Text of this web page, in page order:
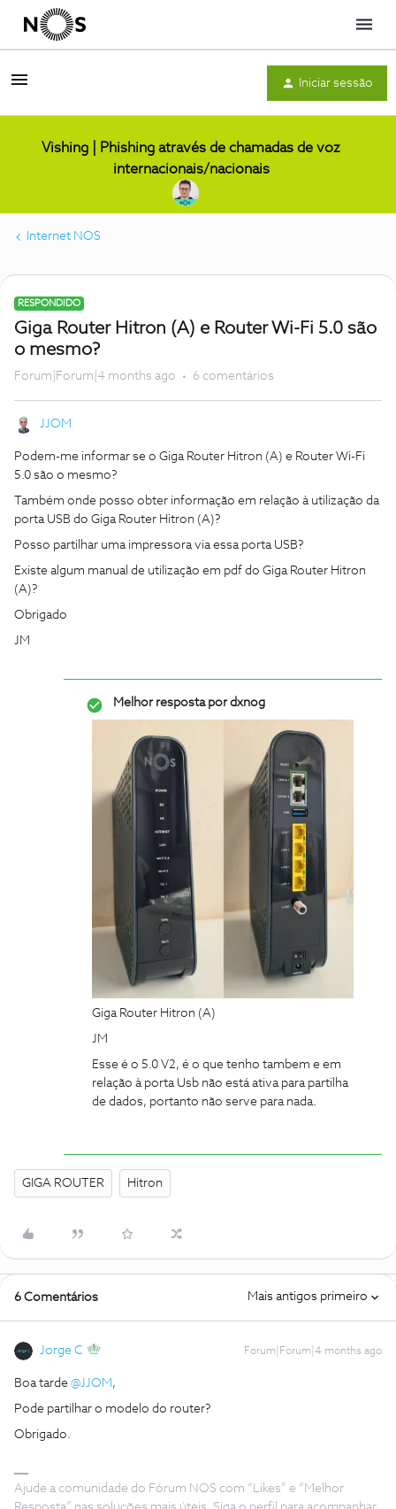
Menu
Iniciar sessão
Vishing | Phishing através de chamadas de voz
internacionais/nacionais
Internet NOS
RESPONDIDO
Giga Router Hitron (A) e Router Wi-Fi 5.0 são
o mesmo?
Forum|Forum|4 months ago 6 comentários
JJOM
Podem-me informar se o Giga Router Hitron (A) e Router Wi-Fi
5.0 são o mesmo?
Também onde posso obter informação em relação à utilização da
porta USB do Giga Router Hitron (A)?
Posso partilhar uma impressora via essa porta USB?
Existe algum manual de utilização em pdf do Giga Router Hitron
(A)?
Obrigado
JM
Melhor resposta pordxnog
Giga Router Hitron (A)
JM
Esse é o 5.0 V2, é o que tenho tambem e em
relação à porta Usb não está ativa para partilha
de dados, portanto não serve para nada.
GIGA ROUTER Hitron
6 Comentários Mais antigos primeiro
Jorge C Forum|Forum|4 months ago
Boa tarde ​ @JJOM ,
Pode partilhar o modelo do router?
Obrigado.
Ajude a comunidade do Fórum NOS com “Likes” e “Melhor